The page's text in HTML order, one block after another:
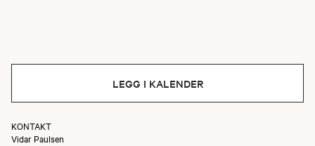
LEGG I KALENDER
KONTAKT
Vidar Paulsen